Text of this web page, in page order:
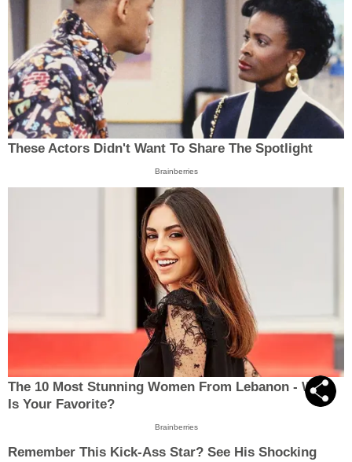
These Actors Didn't Want To Share The Spotlight
Brainberries
The 10 Most Stunning Women From Lebanon - Who
Is Your Favorite?
Brainberries
Remember This Kick-Ass Star? See His Shocking